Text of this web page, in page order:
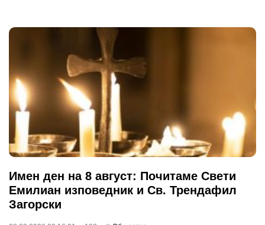
Имен ден на 8 август: Почитаме Свети
Емилиан изповедник и Св. Трендафил
Загорски